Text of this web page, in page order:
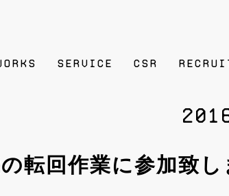
SERVICE CSR
回作業に参加致し